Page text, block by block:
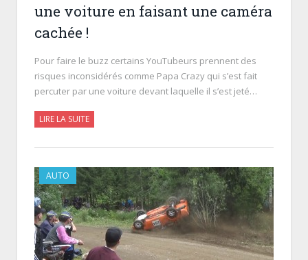
une voiture en faisant une caméra
cachée !
Pour faire le buzz certains YouTubeurs prennent des
risques inconsidérés comme Papa Crazy qui s’est fait
percuter par une voiture devant laquelle il s’est jeté…
LIRE LA SUITE
AUTO